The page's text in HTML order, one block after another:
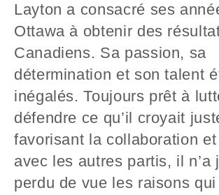
Layton a consacré ses
Ottawa à obtenir des
Canadiens. Sa passion, sa
détermination et son talent
inégalés. Toujours prêt à
défendre ce qu’il croyait
favorisant la collaboration
avec les autres partis, il n’a
perdu de vue les raisons qui